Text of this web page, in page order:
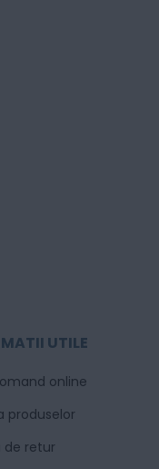
UTILE
online
produselor
de retur